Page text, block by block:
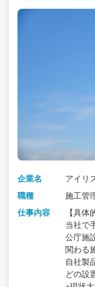
企業名
アイリ
職種
施工管
仕事内容
【具体
当社で
公庁施
関わる
自社製
どの設